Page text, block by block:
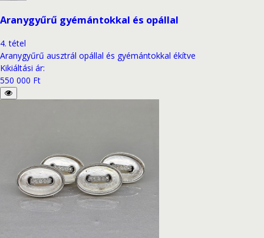
Aranygyűrű gyémántokkal és opállal
4. tétel
Aranygyűrű ausztrál opállal és gyémántokkal ékítve
Kikiáltási ár:
550 000 Ft